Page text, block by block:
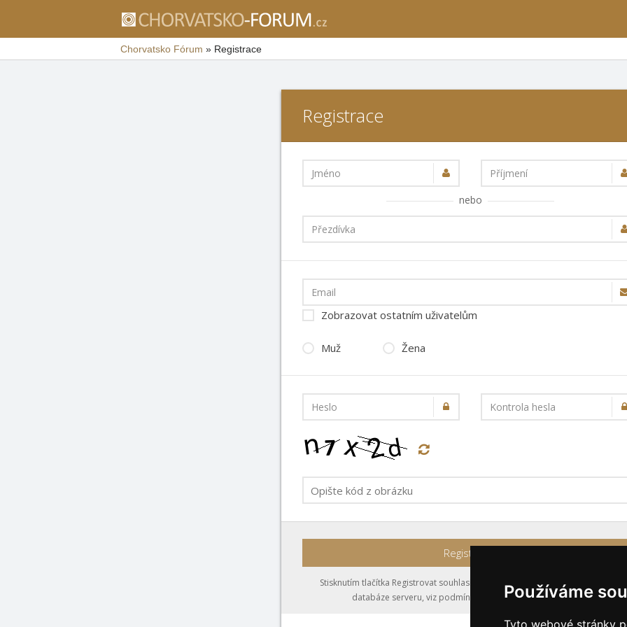
Používáme
Tyto webové stránky
Chorvatsko Fórum » Registrace
Registrace
Jméno
Příjmení
nebo
Přezdívka
Email
Zobrazovat ostatním uživatelům
Muž Žena
Heslo Kontrola hesla
Registrovat
Stisknutím tlačítka Registrovat souhlasíte s uložením výše zadaných údajů do
databáze serveru, viz podmínky
nakládání s osobními údaji.